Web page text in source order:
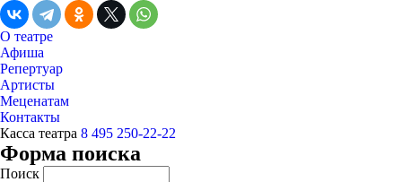
О театре
Афиша
Репертуар
Артисты
Меценатам
Контакты
Касса театра 8 495 250-22-22
Форма поиска
Поиск